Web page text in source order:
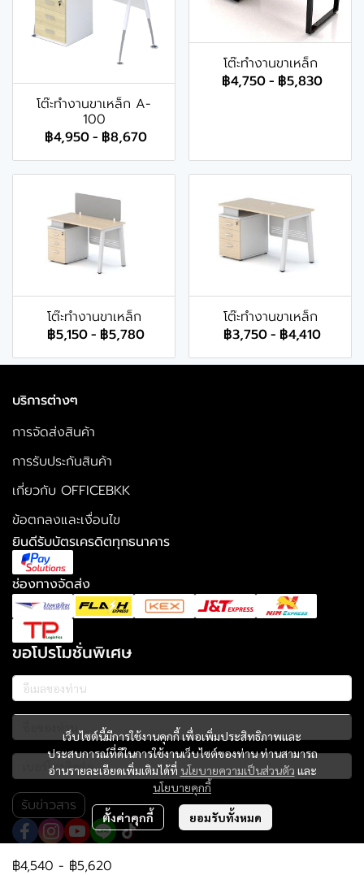
โต๊ะทำงานขาเหล็ก A-
100
฿4,950- ฿8,670
โต๊ะทำงานขาเหล็ก
฿4,750- ฿5,830
โต๊ะทำงานขาเหล็ก
฿5,150- ฿5,780
โต๊ะทำงานขาเหล็ก
฿3,750- ฿4,410
฿4,540 - ฿5,620
เว็บไซต์นี้มีการใช้งานคุกกี้ เพื่อเพิ่มประสิทธิภาพและ
ประสบการณ์ที่ดีในการใช้งานเว็บไซต์ของท่าน ท่านสามารถ
อ่านรายละเอียดเพิ่มเติมได้ที่ นโยบายความเป็นส่วนตัว และ
นโยบายคุกกี้
ตั้งค่าคุกกี้ ยอมรับทั้งหมด
บริการต่างๆ
การจัดส่งสินค้า
การรับประกันสินค้า
เกี่ยวกับ OFFICEBKK
ข้อตกลงและเงื่อนไข
ยินดีรับบัตรเครดิตทุกธนาคาร
ช่องทางจัดส่ง
ขอโปรโมชั่นพิเศษ
รับข่าวสาร